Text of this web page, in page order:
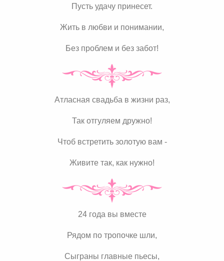
Пусть удачу принесет.
Жить в любви и понимании,
Без проблем и без забот!
Атласная свадьба в жизни раз,
Так отгуляем дружно!
Чтоб встретить золотую вам -
Живите так, как нужно!
24 года вы вместе
Рядом по тропочке шли,
Сыграны главные пьесы,